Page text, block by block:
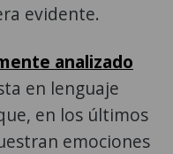
evidente.
analizado
en lenguaje
en los últimos
emociones